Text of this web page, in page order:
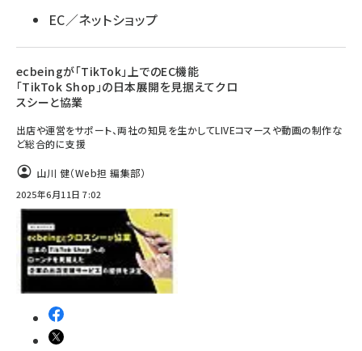
EC／ネットショップ
ecbeingが「TikTok」上でのEC機能
「TikTok Shop」の日本展開を見据えてクロ
スシーと協業
出店や運営をサポート、両社の知見を生かしてLIVEコマースや動画の制作な
ど総合的に支援
山川 健（Web担 編集部）
2025年6月11日 7:02